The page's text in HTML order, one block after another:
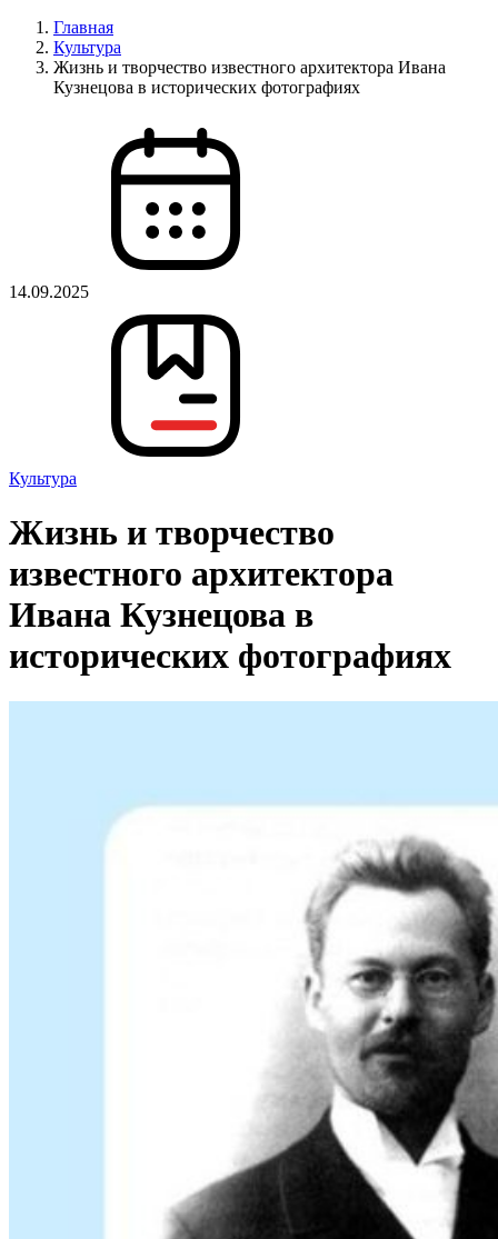
Главная
Культура
Жизнь и творчество известного архитектора Ивана
Кузнецова в исторических фотографиях
14.09.2025
Культура
Жизнь и творчество
известного архитектора
Ивана Кузнецова в
исторических фотографиях